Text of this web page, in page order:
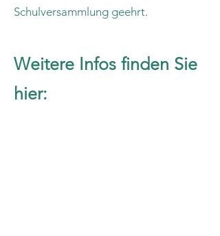
Schulversammlung geehrt.
Weitere Infos finden Sie
hier: